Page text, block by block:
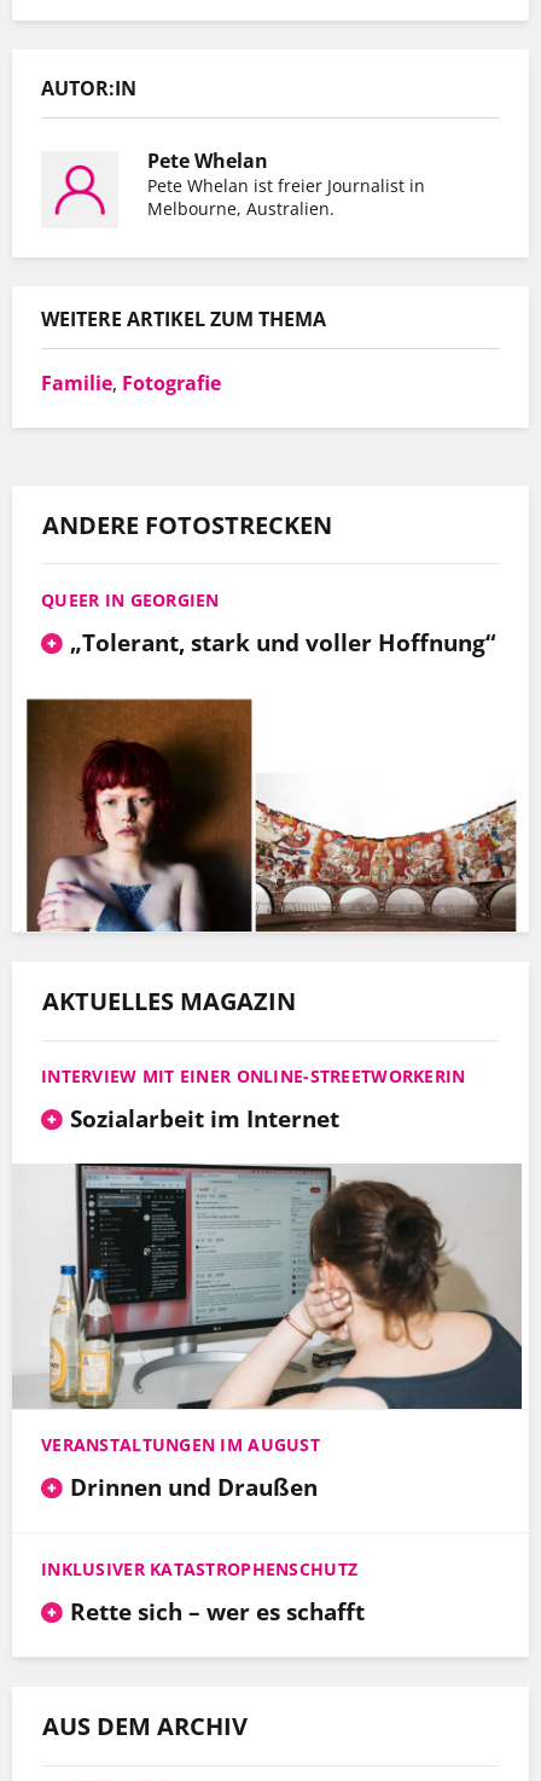
AUTOR:IN
Pete Whelan
Pete Whelan ist freier Journalist in
Melbourne, Australien.
WEITERE ARTIKEL ZUM THEMA
Familie, Fotografie
Er hat mit Hinz&Kunzt nicht nur eine
Wohnung gefunden, sondern auch einen
Arbeitgeber, der ihn so schätzt, wie er ist.
MEHR INFOS
ANDERE FOTOSTRECKEN
QUEER IN GEORGIEN
„Tolerant, stark und voller Hoffnung“
AKTUELLES MAGAZIN
INTERVIEW MIT EINER ONLINE-STREETWORKERIN
Sozialarbeit im Internet
VERANSTALTUNGEN IM AUGUST
Drinnen und Draußen
INKLUSIVER KATASTROPHENSCHUTZ
Rette sich – wer es schafft
AUS DEM ARCHIV